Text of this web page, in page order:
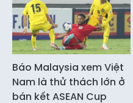
Báo Malaysia xem Việt
Nam là thử thách lớn ở
bán kết ASEAN Cup